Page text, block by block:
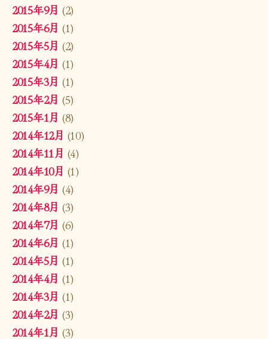
2015年9月 (2)
2015年6月 (1)
2015年5月 (2)
2015年4月 (1)
2015年3月 (1)
2015年2月 (5)
2015年1月 (8)
2014年12月 (10)
2014年11月 (4)
2014年10月 (1)
2014年9月 (4)
2014年8月 (3)
2014年7月 (6)
2014年6月 (1)
2014年5月 (1)
2014年4月 (1)
2014年3月 (1)
2014年2月 (3)
2014年1月 (3)